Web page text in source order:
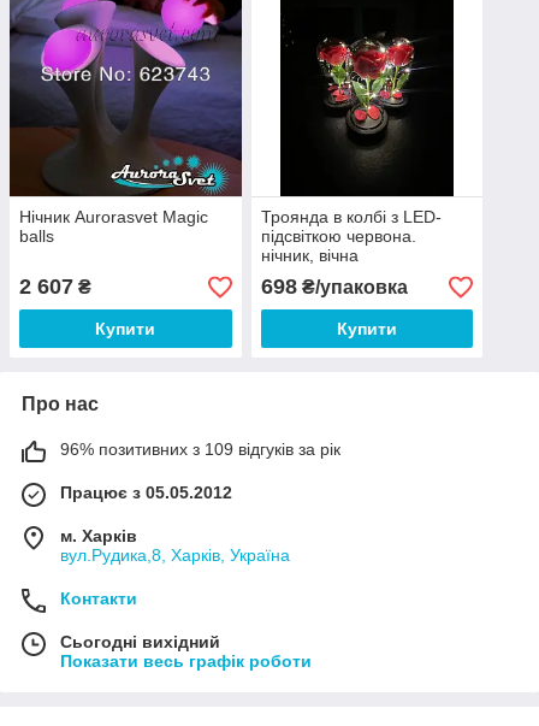
Нічник Aurorasvet Magic
balls
2 607 ₴
Купити
Троянда в колбі з LED-
підсвіткою червона.
нічник, вічна
троянда.Найкращий
подарунок!
698₴/упаковка
Купити
Про нас
96% позитивних з 109 відгуків за рік
Працює з 05.05.2012
м. Харків
вул.Рудика,8, Харків, Україна
Контакти
Сьогодні вихідний
Показати весь графік роботи